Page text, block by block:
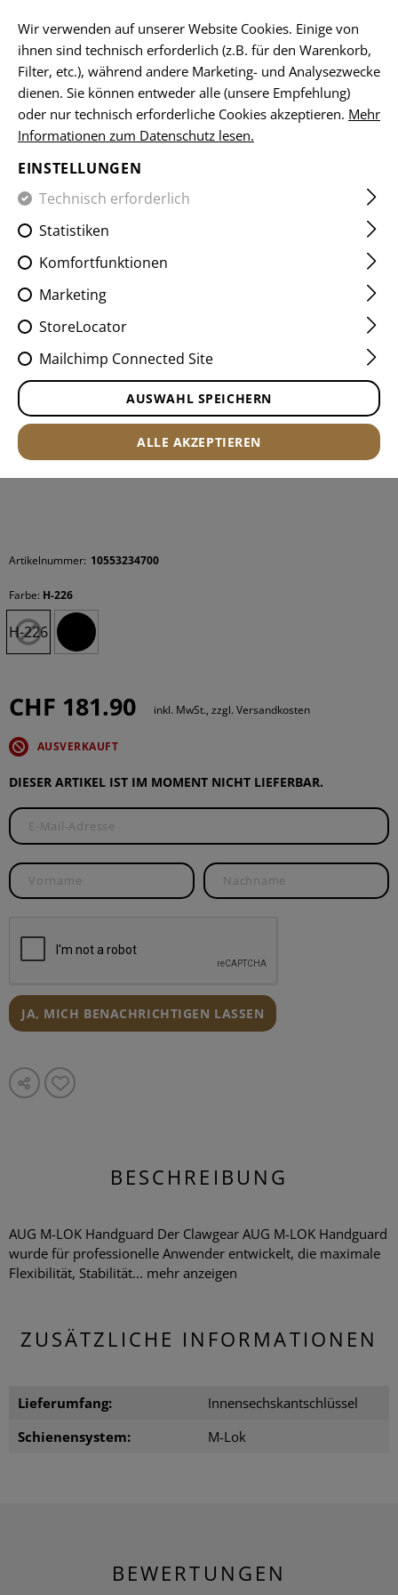
15.08.2026 abweichen können
HOME SCHUSSWAFFENZUBEHÖR
AUG M-LOK HANDGUARD
YouTube erlauben.
YOUTUBE COOKIES ERLAUBEN
Artikelnummer: 10553234700
Farbe: H-226
H-226
CHF 181.90 inkl. MwSt., zzgl. Versandkosten
AUSVERKAUFT
DIESER ARTIKEL IST IM MOMENT NICHT LIEFERBAR.
JA, MICH BENACHRICHTIGEN LASSEN
BESCHREIBUNG
AUG M-LOK Handguard Der Clawgear AUG M-LOK Handguard
wurde für professionelle Anwender entwickelt, die maximale
Flexibilität, Stabilität... mehr anzeigen
ZUSÄTZLICHE INFORMATIONEN
Lieferumfang:
Innensechskantschlüssel
Schienensystem:
M-Lok
BEWERTUNGEN
Wir verwenden auf unserer Website Cookies. Einige von
ihnen sind technisch erforderlich (z.B. für den Warenkorb,
Filter, etc.), während andere Marketing- und Analysezwecke
dienen. Sie können entweder alle (unsere Empfehlung)
oder nur technisch erforderliche Cookies akzeptieren. Mehr
Informationen zum Datenschutz lesen.
EINSTELLUNGEN
Technisch erforderlich
Statistiken
Komfortfunktionen
Marketing
StoreLocator
Mailchimp Connected Site
AUSWAHL SPEICHERN
ALLE AKZEPTIEREN